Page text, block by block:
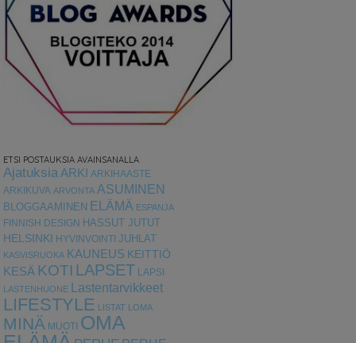
ETSI POSTAUKSIA AVAINSANALLA
Ajatuksia ARKI ARKIHAASTE
ARKIKUVA ARVONTA ASUMINEN
BLOGGAAMINEN ELÄMÄ ESPANJA
FINNISH DESIGN HASSUT JUTUT
HELSINKI HYVINVOINTI JUHLAT
KASVISRUOKA KAUNEUS KEITTIÖ
KESÄ KOTI LAPSET LAPSI
LASTENHUONE Lastentarvikkeet
LIFESTYLE LISTAT LOMA
MINÄ MUOTI OMA